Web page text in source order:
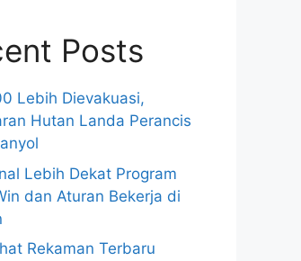
Posts
Lebih Dievakuasi,
Hutan Landa Perancis
Lebih Dekat Program
dan Aturan Bekerja di
Rekaman Terbaru